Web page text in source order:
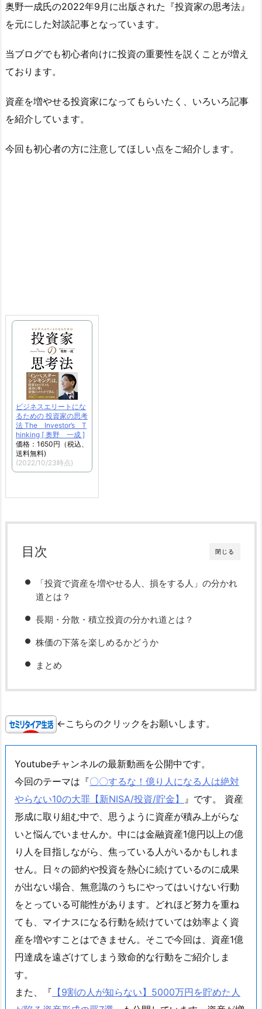
奥野一成氏の2022年9月に出版された『投資家の思考法』
を元にした対談記事となっています。
当ブログでも初心者向けに投資の重要性を説くことが増え
ております。
資産を増やせる投資家になってもらいたく、いろいろ記事
を紹介しています。
今回も初心者の方に注意してほしい点をご紹介します。
ビジネスエリートにな
るための 投資家の思考
法 The Investor’s T
hinking [ 奥野 一成 ]
価格：1650円（税込、
送料無料)
(2022/10/23時点)
閉じる
目次
「投資で資産を増やせる人、損をする人」の分かれ
道とは？
長期・分散・積立投資の分かれ道とは？
株価の下落を楽しめるかどうか
まとめ
←こちらのクリックをお願いします。
Youtubeチャンネルの最新動画を公開中です。
今回のテーマは『〇〇するな！億り人になる人は絶対
やらない10の大罪【新NISA/投資/貯金】 』です。 資産
形成に取り組む中で、思うように資産が積み上がらな
いと悩んでいませんか。中には金融資産1億円以上の億
り人を目指しながら、焦っている人がいるかもしれま
せん。日々の節約や投資を熱心に続けているのに成果
が出ない場合、無意識のうちにやってはいけない行動
をとっている可能性があります。どれほど努力を重ね
ても、マイナスになる行動を続けていては効率よく資
産を増やすことはできません。そこで今回は、資産1億
円達成を遠ざけてしまう致命的な行動をご紹介しま
す。
また、『 【9割の人が知らない】5000万円を貯めた人